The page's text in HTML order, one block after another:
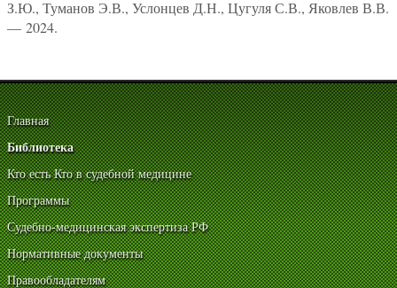
З.Ю., Туманов Э.В., Услонцев Д.Н., Цугуля С.В., Яковлев В.В.
— 2024.
Главная
Библиотека
Кто есть Кто в судебной медицине
Программы
Судебно-медицинская экспертиза РФ
Нормативные документы
Правообладателям